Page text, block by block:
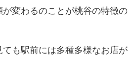
変わるのことが桃谷の特徴の
も駅前には多種多様なお店が